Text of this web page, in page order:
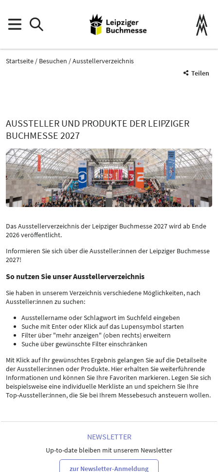
Startseite Besuchen
Ausstellerverzeichnis
Teilen
AUSSTELLER UND PRODUKTE DER LEIPZIGER
BUCHMESSE 2027
Das Ausstellerverzeichnis der Leipziger Buchmesse 2027 wird ab Ende
2026 veröffentlicht.
Informieren Sie sich über die Aussteller:innen der Leipziger Buchmesse
2027!
So nutzen Sie unser Ausstellerverzeichnis
Sie haben in unserem Verzeichnis verschiedene Möglichkeiten, nach
Aussteller:innen zu suchen:
Ausstellername oder Schlagwort im Suchfeld eingeben
Suche mit Enter oder Klick auf das Lupensymbol starten
Filter über "mehr anzeigen" (oben rechts) erweitern
Suche über gewünschte Filter einschränken
Mit Klick auf Ihr gewünschtes Ergebnis gelangen Sie auf die Detailseite
der Aussteller:innen oder Produkte. Hier erhalten Sie weiterführende
Informationen und können Sie Ihre Favoriten markieren. Legen Sie sich
beispielsweise eine individuelle Merkliste an und speichern Sie Ihre
Top-Aussteller:innen, die Sie bei Ihrem Messebesuch ansteuern wollen.
NEWSLETTER
Up-to-date bleiben mit unserem Newsletter
zur Newsletter-Anmeldung